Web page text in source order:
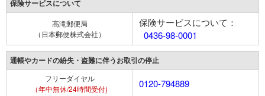
保険サービスについて
高滝郵便局
（日本郵便株式会社）
保険サービスについて：
0436-98-0001
通帳やカードの紛失・盗難に伴うお取引の停止
フリーダイヤル
（年中無休/24時間受付)
0120-794889